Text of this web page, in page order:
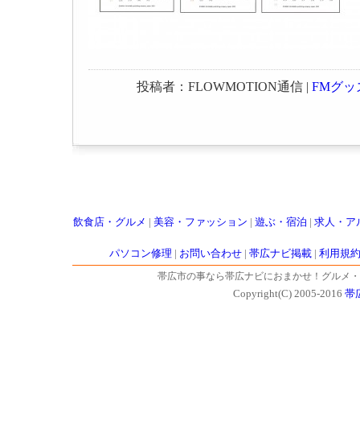
投稿者：FLOWMOTION通信 | FMグッ
飲食店・グルメ 美容・ファッション 遊ぶ・宿泊 求人・ア
パソコン修理 お問い合わせ| 帯広ナビ掲載| 利用規約
帯広市の事なら帯広ナビにおまかせ！グルメ
Copyright(C) 2005-2016 帯